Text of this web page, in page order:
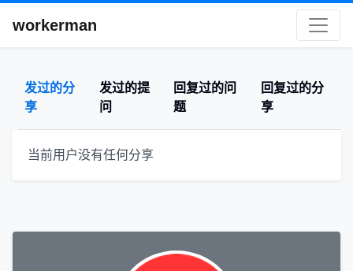
workerman
发过的分
享
发过的提
问
回复过的问
题
回复过的分
享
当前用户没有任何分享